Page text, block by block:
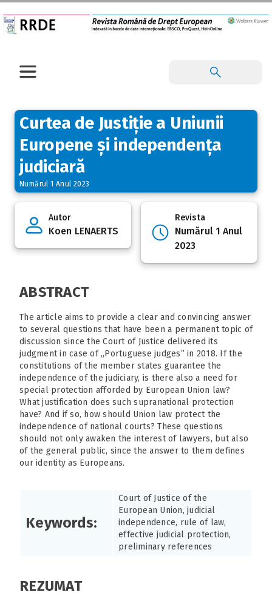
Curtea de Justiție a Uniunii
Europene și independența
judiciară
Numărul 1 Anul 2023
Autor
Koen LENAERTS
Revista
Numărul 1 Anul
2023
ABSTRACT
The article aims to provide a clear and convincing answer
to several questions that have been a permanent topic of
discussion since the Court of Justice delivered its
judgment in case of „Portuguese judges” in 2018. If the
constitutions of the member states guarantee the
independence of the judiciary, is there also a need for
special protection afforded by European Union law?
What justification does such supranational protection
have? And if so, how should Union law protect the
independence of national courts? These questions
should not only awaken the interest of lawyers, but also
of the general public, since the answer to them defines
our identity as Europeans.
Keywords:
Court of Justice of the
European Union, judicial
independence, rule of law,
effective judicial protection,
preliminary references
REZUMAT